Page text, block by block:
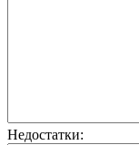
Недостатки: